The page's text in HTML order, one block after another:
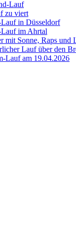
Lauf
zu viert
Lauf in Düsseldorf
Lauf im Ahrtal
mit Sonne, Raps und
Lauf über den
Lauf am 19.04.2026